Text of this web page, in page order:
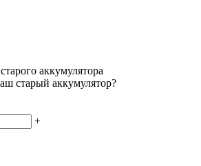
аккумулятора
старый аккумулятор?
+